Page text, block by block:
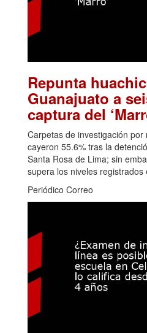
Repunta
Guanajuato a
captura del
Carpetas de investigación
cayeron 55.6% tras la
Santa Rosa de Lima; sin
supera los niveles registrados
Periódico Correo